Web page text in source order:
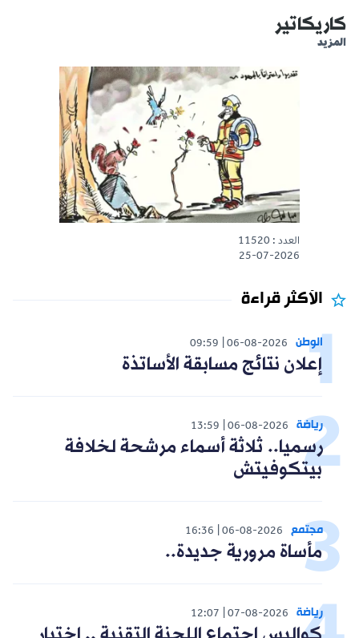
كاريكاتير
المزيد
العدد : 11520
25-07-2026
الأكثر قراءة
الوطن 06-08-2026
09:59
إعلان نتائج مسابقة الأساتذة
رياضة 06-08-2026
13:59
رسميا.. ثلاثة أسماء مرشحة لخلافة
بيتكوفيتش
مجتمع 06-08-2026
16:36
مأساة مرورية جديدة..
رياضة 07-08-2026
12:07